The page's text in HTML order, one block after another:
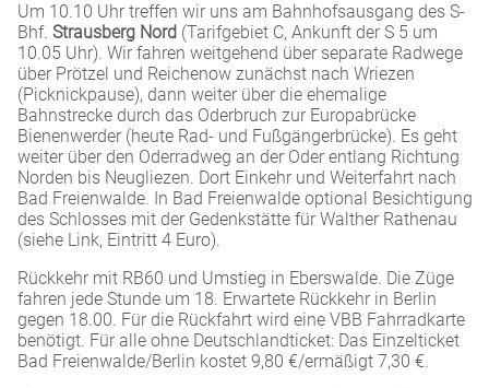
Um 10.10 Uhr treffen wir uns am Bahnhofsausgang des S-
Bhf. Strausberg Nord (Tarifgebiet C, Ankunft der S 5 um
10.05 Uhr). Wir fahren weitgehend über separate Radwege
über Prötzel und Reichenow zunächst nach Wriezen
(Picknickpause), dann weiter über die ehemalige
Bahnstrecke durch das Oderbruch zur Europabrücke
Bienenwerder (heute Rad- und Fußgängerbrücke). Es geht
weiter über den Oderradweg an der Oder entlang Richtung
Norden bis Neugliezen. Dort Einkehr und Weiterfahrt nach
Bad Freienwalde. In Bad Freienwalde optional Besichtigung
des Schlosses mit der Gedenkstätte für Walther Rathenau
(siehe Link, Eintritt 4 Euro).
Rückkehr mit RB60 und Umstieg in Eberswalde. Die Züge
fahren jede Stunde um 18. Erwartete Rückkehr in Berlin
gegen 18.00. Für die Rückfahrt wird eine VBB Fahrradkarte
benötigt. Für alle ohne Deutschlandticket: Das Einzelticket
Bad Freienwalde/Berlin kostet 9,80 €/ermäßigt 7,30 €.